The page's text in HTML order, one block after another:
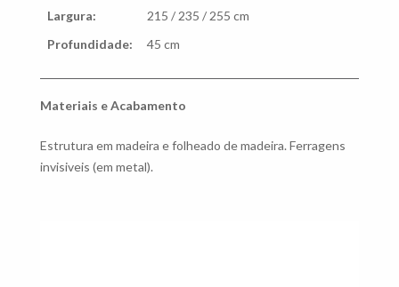
Largura:
215 / 235 / 255 cm
Profundidade:
45 cm
Materiais e Acabamento
Estrutura em madeira e folheado de madeira. Ferragens
invisiveis (em metal).